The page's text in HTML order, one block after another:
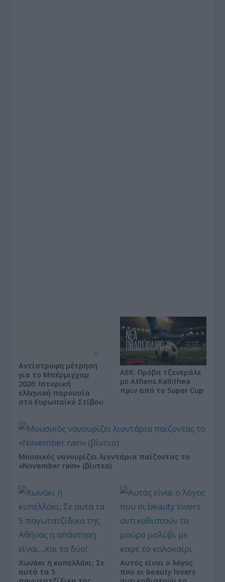
Αντίστροφη μέτρηση
για το Μπέρμιγχαμ
2026: Ιστορική
ελληνική παρουσία
στο Ευρωπαϊκό Στίβου
ΑΕΚ: Πρόβα τζενεράλε
με Athens Kallithea
πριν από το Super Cup
Μουσικός νανουρίζει λιοντάρια παίζοντας το
«November rain» (βίντεο)
Χωνάκι ή κυπελλάκι; Σε
αυτά τα 5
Αυτός είναι ο λόγος
που οι beauty lovers